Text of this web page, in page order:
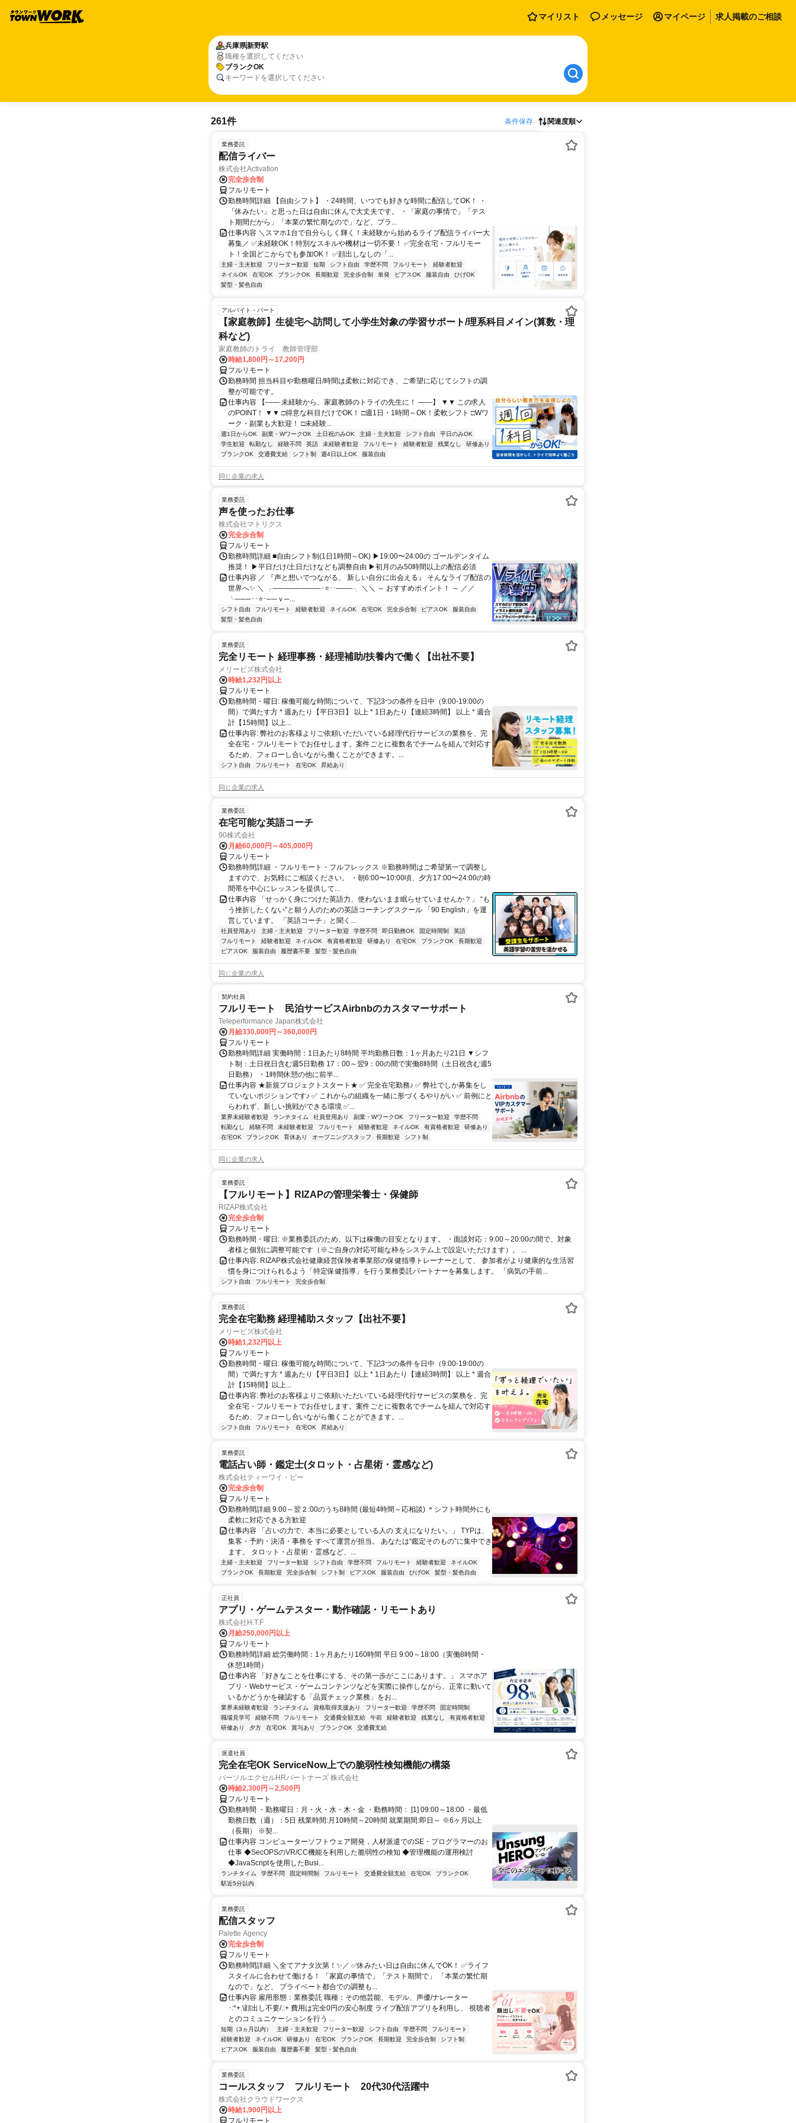
マイリスト メッセージ マイページ 求人掲載のご相談
兵庫県新野駅
職種を選択してください
ブランクOK
キーワードを選択してください
261件 条件保存 関連度順
業務委託
配信ライバー
株式会社Activation
完全歩合制
フルリモート
勤務時間詳細 【自由シフト】 ・24時間、いつでも好きな時間に配信してOK！ ・
「休みたい」と思った日は自由に休んで大丈夫です。 ・「家庭の事情で」「テス
ト期間だから」「本業の繁忙期なので」など、プラ...
仕事内容 ＼スマホ1台で自分らしく輝く！未経験から始めるライブ配信ライバー大
募集／ ✅未経験OK！特別なスキルや機材は一切不要！ ✅完全在宅・フルリモー
ト！全国どこからでも参加OK！ ✅顔出しなしの「...
主婦・主夫歓迎 フリーター歓迎 短期 シフト自由 学歴不問 フルリモート
経験者歓迎
ネイルOK
在宅OK ブランクOK 長期歓迎 完全歩合制 単発 ピアスOK 服装自由
ひげOK
髪型・髪色自由
アルバイト・パート
【家庭教師】生徒宅へ訪問して小学生対象の学習サポート/理系科目メイン(算数・理
科など)
家庭教師のトライ 教師管理部
時給1,800円～17,200円
フルリモート
勤務時間 担当科目や勤務曜日/時間は柔軟に対応でき、ご希望に応じてシフトの調
整が可能です。
仕事内容 【―― 未経験から、家庭教師のトライの先生に！ ――】 ▼▼ この求人
のPOINT！ ▼▼ □得意な科目だけでOK！ □週1日・1時間～OK！柔軟シフト □Wワ
ーク・副業も大歓迎！ □未経験...
週1日からOK 副業・WワークOK 土日祝のみOK 主婦・主夫歓迎 シフト自由
平日のみOK
学生歓迎
転勤なし 経験不問 英語 未経験者歓迎 フルリモート 経験者歓迎 残業なし
研修あり
ブランクOK
交通費支給 シフト制 週4日以上OK 服装自由
同じ企業の求人
業務委託
声を使ったお仕事
株式会社マトリクス
完全歩合制
フルリモート
勤務時間詳細 ■自由シフト制(1日1時間～OK) ▶19:00〜24:00の ゴールデンタイム
推奨！ ▶平日だけ/土日だけなども調整自由 ▶初月のみ50時間以上の配信必須
仕事内容 ／ 『声と想いでつながる、 新しい自分に出会える』 そんなライブ配信の
世界へ✨ ＼ ╭─────────･⭐･･───╮ ＼＼ ～ おすすめポイント！ ～ ／／
╰───･･⭐･──ｖ─...
シフト自由 フルリモート 経験者歓迎 ネイルOK 在宅OK 完全歩合制 ピアスOK
服装自由
髪型・髪色自由
業務委託
完全リモート 経理事務・経理補助/扶養内で働く【出社不要】
メリービズ株式会社
時給1,232円以上
フルリモート
勤務時間・曜日: 稼働可能な時間について、下記3つの条件を日中（9:00-19:00の
間）で満たす方 * 週あたり【平日3日】 以上 * 1日あたり【連続3時間】 以上 * 週合
計【15時間】以上...
仕事内容: 弊社のお客様よりご依頼いただいている経理代行サービスの業務を、完
全在宅・フルリモートでお任せします。案件ごとに複数名でチームを組んで対応す
るため、フォローし合いながら働くことができます。...
シフト自由 フルリモート 在宅OK 昇給あり
同じ企業の求人
業務委託
在宅可能な英語コーチ
90株式会社
月給60,000円～405,000円
フルリモート
勤務時間詳細 ・フルリモート・フルフレックス ※勤務時間はご希望第一で調整し
ますので、お気軽にご相談ください。 ・朝6:00〜10:00頃、夕方17:00〜24:00の時
間帯を中心にレッスンを提供して...
仕事内容 「せっかく身につけた英語力、使わないまま眠らせていませんか？」 “も
う挫折したくない”と願う人のための英語コーチングスクール 「90 English」を運
営しています。 「英語コーチ」と聞く...
社員登用あり 主婦・主夫歓迎 フリーター歓迎 学歴不問 即日勤務OK 固定時間制
英語
フルリモート
経験者歓迎 ネイルOK 有資格者歓迎 研修あり 在宅OK ブランクOK
長期歓迎
ピアスOK
服装自由 履歴書不要 髪型・髪色自由
同じ企業の求人
契約社員
フルリモート 民泊サービスAirbnbのカスタマーサポート
Teleperformance Japan株式会社
月給330,000円～360,000円
フルリモート
勤務時間詳細 実働時間：1日あたり8時間 平均勤務日数：1ヶ月あたり21日 ▼シフ
ト制：土日祝日含む週5日勤務 17：00～翌9：00の間で実働8時間（土日祝含む週5
日勤務） ・1時間休憩の他に前半...
仕事内容 ★新規プロジェクトスタート★ ✅ 完全在宅勤務♪ ✅ 弊社でしか募集をし
ていないポジションです♪ ✅ これからの組織を一緒に形づくるやりがい ✅ 前例にと
らわれず、新しい挑戦ができる環境 ✅...
業界未経験者歓迎 ランチタイム 社員登用あり 副業・WワークOK フリーター歓迎
学歴不問
転勤なし
経験不問 未経験者歓迎 フルリモート 経験者歓迎 ネイルOK 有資格者歓迎
研修あり
在宅OK
ブランクOK 育休あり オープニングスタッフ 長期歓迎 シフト制
同じ企業の求人
業務委託
【フルリモート】RIZAPの管理栄養士・保健師
RIZAP株式会社
完全歩合制
フルリモート
勤務時間・曜日: ※業務委託のため、以下は稼働の目安となります。 ・面談対応：9:00～20:00の間で、対象
者様と個別に調整可能です（※ご自身の対応可能な枠をシステム上で設定いただけます）。 ...
仕事内容: RIZAP株式会社健康経営保険者事業部の保健指導トレーナーとして、 参加者がより健康的な生活習
慣を身につけられるよう「特定保健指導」を行う業務委託パートナーを募集します。 「病気の手前...
シフト自由 フルリモート 完全歩合制
業務委託
完全在宅勤務 経理補助スタッフ【出社不要】
メリービズ株式会社
時給1,232円以上
フルリモート
勤務時間・曜日: 稼働可能な時間について、下記3つの条件を日中（9:00-19:00の
間）で満たす方 * 週あたり【平日3日】 以上 * 1日あたり【連続3時間】 以上 * 週合
計【15時間】以上...
仕事内容: 弊社のお客様よりご依頼いただいている経理代行サービスの業務を、完
全在宅・フルリモートでお任せします。案件ごとに複数名でチームを組んで対応す
るため、フォローし合いながら働くことができます。...
シフト自由 フルリモート 在宅OK 昇給あり
業務委託
電話占い師・鑑定士(タロット・占星術・霊感など)
株式会社ティーワイ・ピー
完全歩合制
フルリモート
勤務時間詳細 9:00～翌２:00のうち8時間 (最短4時間～応相談) ＊シフト時間外にも
柔軟に対応できる方歓迎
仕事内容 「占いの力で、本当に必要としている人の 支えになりたい。」 TYPは、
集客・予約・決済・事務を すべて運営が担当。 あなたは“鑑定そのもの”に集中でき
ます。 タロット・占星術・霊感など、...
主婦・主夫歓迎 フリーター歓迎 シフト自由 学歴不問 フルリモート 経験者歓迎
ネイルOK
ブランクOK
長期歓迎 完全歩合制 シフト制 ピアスOK 服装自由 ひげOK 髪型・髪色自由
正社員
アプリ・ゲームテスター・動作確認・リモートあり
株式会社H.T.F
月給250,000円以上
フルリモート
勤務時間詳細 総労働時間：1ヶ月あたり160時間 平日 9:00～18:00（実働8時間・
休憩1時間）
仕事内容 「好きなことを仕事にする、その第一歩がここにあります。」 スマホア
プリ・Webサービス・ゲームコンテンツなどを実際に操作しながら、正常に動いて
いるかどうかを確認する「品質チェック業務」をお...
業界未経験者歓迎 ランチタイム 資格取得支援あり フリーター歓迎 学歴不問
固定時間制
職場見学可
経験不問 フルリモート 交通費全額支給 午前 経験者歓迎 残業なし
有資格者歓迎
研修あり
夕方 在宅OK 賞与あり ブランクOK 交通費支給
派遣社員
完全在宅OK ServiceNow上での脆弱性検知機能の構築
パーソルエクセルHRパートナーズ 株式会社
時給2,300円～2,500円
フルリモート
勤務時間 ・勤務曜日：月・火・水・木・金 ・勤務時間： [1] 09:00～18:00 ・最低
勤務日数（週）：5日 残業時間:月10時間～20時間 就業期間:即日～ ※6ヶ月以上
（長期） ※契...
仕事内容 コンピューターソフトウェア開発，人材派遣でのSE・プログラマーのお
仕事 ◆SecOPSのVR/CC機能を利用した脆弱性の検知 ◆管理機能の運用検討
◆JavaScriptを使用したBusi...
ランチタイム 学歴不問 固定時間制 フルリモート 交通費全額支給 在宅OK
ブランクOK
駅近5分以内
業務委託
配信スタッフ
Palette Agency
完全歩合制
フルリモート
勤務時間詳細 ＼全てアナタ次第！✨／ ✅休みたい日は自由に休んでOK！ ✅ライフ
スタイルに合わせて働ける！ 「家庭の事情で」「テスト期間で」 「本業の繁忙期
なので」など、 プライベート都合での調整も...
仕事内容 雇用形態：業務委託 職種：その他芸能、モデル、声優/ナレーター
･:*+.\顔出し不要/.:+ 費用は完全0円の安心制度 ライブ配信アプリを利用し、 視聴者
とのコミュニケーションを行う ...
短期（3ヵ月以内） 主婦・主夫歓迎 フリーター歓迎 シフト自由 学歴不問
フルリモート
経験者歓迎
ネイルOK 研修あり 在宅OK ブランクOK 長期歓迎 完全歩合制
シフト制
ピアスOK
服装自由 履歴書不要 髪型・髪色自由
業務委託
コールスタッフ フルリモート 20代30代活躍中
株式会社クラウドワークス
時給1,900円以上
フルリモート